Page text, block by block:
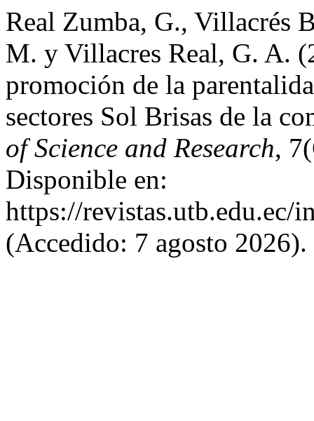
Real Zumba, G., Villacrés
M. y Villacres Real, G. A.
promoción de la
sectores Sol Brisas de la
of Science and Research,
Disponible en:
https://revistas.utb.edu.ec/
(Accedido: 7 agosto 2026).